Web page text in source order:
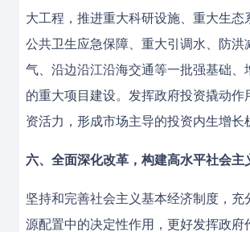
大工程，推进重大科研设施、重大生态
公共卫生应急保障、重大引调水、防洪
气、沿边沿江沿海交通等一批强基础、
的重大项目建设。发挥政府投资撬动作
资活力，形成市场主导的投资内生增长
六、全面深化改革，构建高水平社会主
坚持和完善社会主义基本经济制度，充
源配置中的决定性作用，更好发挥政府